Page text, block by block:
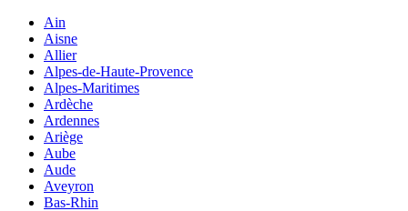
Ain
Aisne
Allier
Alpes-de-Haute-Provence
Alpes-Maritimes
Ardèche
Ardennes
Ariège
Aube
Aude
Aveyron
Bas-Rhin